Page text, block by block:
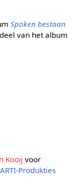
Spoken bestaan
van het album
Kooij voor
ARTI-Produkties